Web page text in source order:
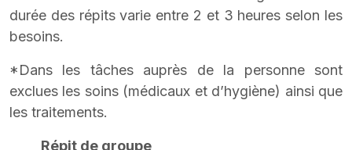
durée des répits varie entre 2 et 3 heures selon les
besoins.
*Dans les tâches auprès de la personne sont
exclues les soins (médicaux et d’hygiène) ainsi que
les traitements.
Répit de groupe